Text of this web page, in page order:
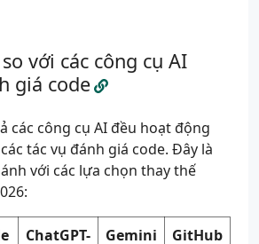
với các công cụ AI
giá code
các công cụ AI đều hoạt động
tác vụ đánh giá code. Đây là
với các lựa chọn thay thế
ChatGPT-
Gemini
GitHub